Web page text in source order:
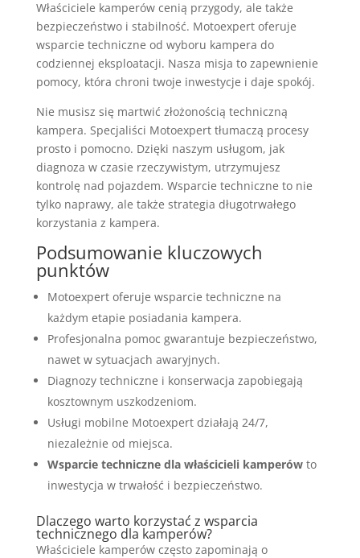
Właściciele kamperów cenią przygody, ale także
bezpieczeństwo i stabilność. Motoexpert oferuje
wsparcie techniczne od wyboru kampera do
codziennej eksploatacji. Nasza misja to zapewnienie
pomocy, która chroni twoje inwestycje i daje spokój.
Nie musisz się martwić złożonością techniczną
kampera. Specjaliści Motoexpert tłumaczą procesy
prosto i pomocno. Dzięki naszym usługom, jak
diagnoza w czasie rzeczywistym, utrzymujesz
kontrolę nad pojazdem. Wsparcie techniczne to nie
tylko naprawy, ale także strategia długotrwałego
korzystania z kampera.
Podsumowanie kluczowych
punktów
Motoexpert oferuje wsparcie techniczne na
każdym etapie posiadania kampera.
Profesjonalna pomoc gwarantuje bezpieczeństwo,
nawet w sytuacjach awaryjnych.
Diagnozy techniczne i konserwacja zapobiegają
kosztownym uszkodzeniom.
Usługi mobilne Motoexpert działają 24/7,
niezależnie od miejsca.
Wsparcie techniczne dla właścicieli kamperówto
inwestycja w trwałość i bezpieczeństwo.
Dlaczego warto korzystać z wsparcia
technicznego dla kamperów?
Właściciele kamperów często zapominają o